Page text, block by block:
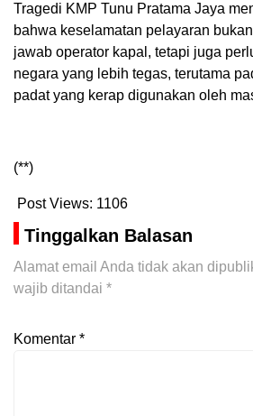
Tragedi KMP Tunu Pratama Jaya
bahwa keselamatan pelayaran
jawab operator kapal, tetapi juga
negara yang lebih tegas, terutama
padat yang kerap digunakan oleh
(**)
Post Views: 1106
Tinggalkan Balasan
Alamat email Anda tidak akan
wajib ditandai *
Komentar *